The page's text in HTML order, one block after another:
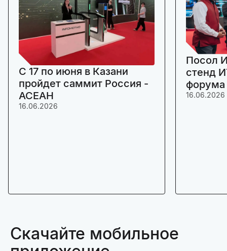
C 17 по июня в Казани
пройдет саммит Россия -
АСЕАН
16.06.2026
Посол
стенд
16.06.2026
Скачайте мобильное